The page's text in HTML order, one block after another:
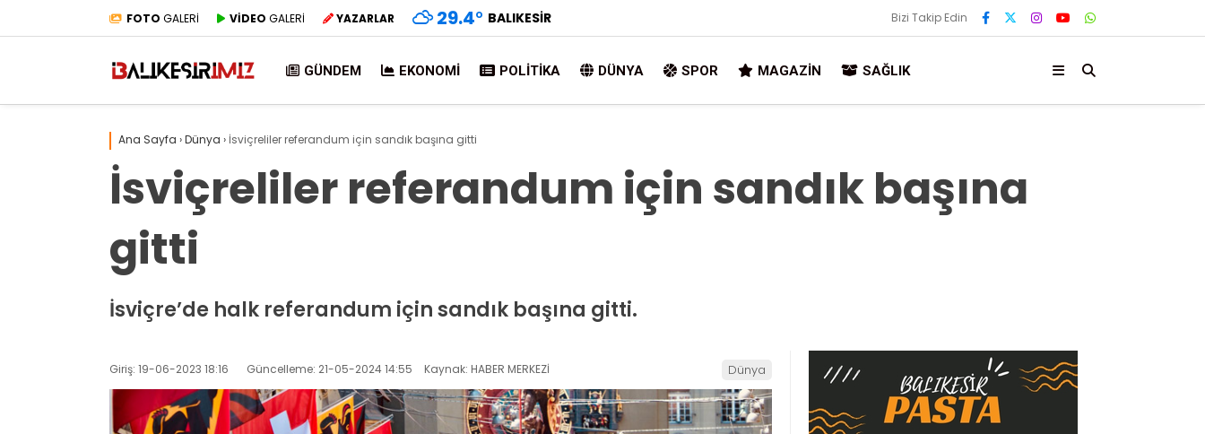
FOTO GALERİ VİDEO GALERİ YAZARLAR 29.4° BALIKESIR Bizi Takip Edin
GÜNDEM EKONOMI POLITIKA DÜNYA SPOR MAGAZIN SAĞLIK
Ana Sayfa ›Dünya › İsviçreliler referandum için sandık başına gitti
İsviçreliler referandum için sandık başına
gitti
İsviçre’de halk referandum için sandık başına gitti.
Giriş: 19-06-2023 18:16 Güncelleme: 21-05-2024 14:55 Kaynak: HABER MERKEZİ Dünya